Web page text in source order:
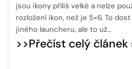
jsou ikony příliš velké a nelze
rozložení ikon, než je 5×6. To
jiného launcheru, ale to už…
>>Přečíst celý článek